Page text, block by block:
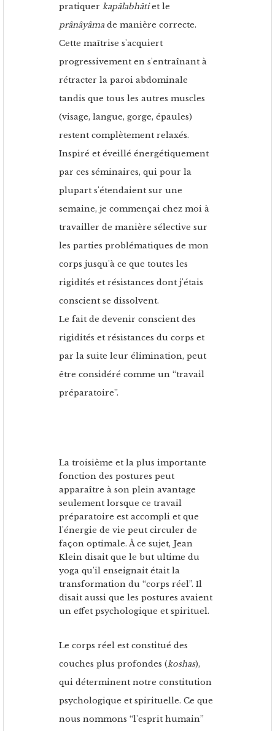
pratiquer kapâlabhâtiet le
prânâyâmade manière correcte.
Cette maîtrise s'acquiert
progressivement en s'entraînant à
rétracter la paroi abdominale
tandis que tous les autres muscles
(visage, langue, gorge, épaules)
restent complètement relaxés.
Inspiré et éveillé énergétiquement
par ces séminaires, qui pour la
plupart s'étendaient sur une
semaine, je commençai chez moi à
travailler de manière sélective sur
les parties problématiques de mon
corps jusqu'à ce que toutes les
rigidités et résistances dont j'étais
conscient se dissolvent.
Le fait de devenir conscient des
rigidités et résistances du corps et
par la suite leur élimination, peut
être considéré comme un “travail
préparatoire”.
La troisième et la plus importante
fonction des postures peut
apparaître à son plein avantage
seulement lorsque ce travail
préparatoire est accompli et que
l'énergie de vie peut circuler de
façon optimale. À ce sujet, Jean
Klein disait que le but ultime du
yoga qu'il enseignait était la
transformation du “corps réel”. Il
disait aussi que les postures avaient
un effet psychologique et spirituel.
Le corps réel est constitué des
couches plus profondes (koshas),
qui déterminent notre constitution
psychologique et spirituelle. Ce que
nous nommons “l'esprit humain”